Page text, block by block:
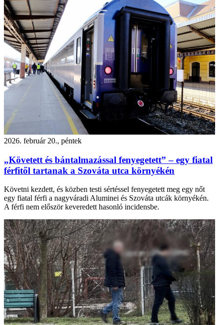
2026. február 20., péntek
„Követett és bántalmazással fenyegetett” – egy fiatal
férfitől tartanak a Szováta utca környékén
Követni kezdett, és közben testi sértéssel fenyegetett meg egy nőt
egy fiatal férfi a nagyváradi Aluminei és Szováta utcák környékén.
A férfi nem először keveredett hasonló incidensbe.